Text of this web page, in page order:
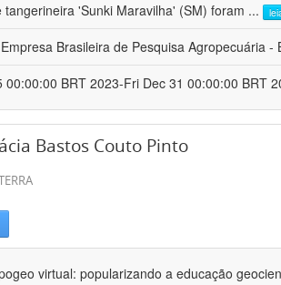
tangerineira 'Sunki Maravilha' (SM) foram ...
Empresa Brasileira de Pesquisa Agropecuária -
00:00:00 BRT 2023-Fri Dec 31 00:00:00 BRT
Bastos Couto Pinto
virtual: popularizando a educação